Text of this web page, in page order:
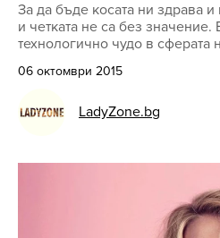
За да бъде косата ни здрава и
и четката не са без значение.
технологично чудо в сферата
06 октомври 2015
LadyZone.bg